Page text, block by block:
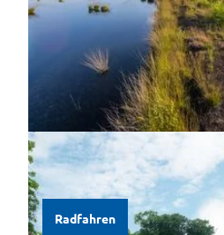
Tagestouren “Moor & mehr”
Fahrrad-Erlebnisse zu
Radfahren